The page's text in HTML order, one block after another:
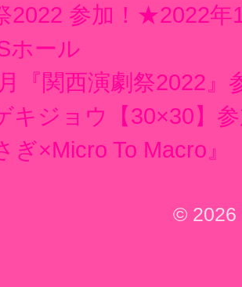
2022 参加！★2022年
ホール
『関西演劇祭2022』
キジョウ【30×30】
ぎ×Micro To Macro』
© 2026